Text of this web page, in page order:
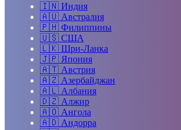
🇮🇳 Индия
🇦🇺 Австралия
🇵🇭 Филиппины
🇺🇸 США
🇱🇰 Шри-Ланка
🇯🇵 Япония
🇦🇹 Австрия
🇦🇿 Азербайджан
🇦🇱 Албания
🇩🇿 Алжир
🇦🇴 Ангола
🇦🇩 Андорра